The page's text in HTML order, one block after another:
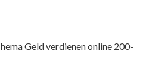
Geld verdienen online 200-